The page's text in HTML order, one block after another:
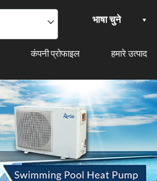
भाषा चुने
कंपनी प्रोफाइल हमारे उत्पाद